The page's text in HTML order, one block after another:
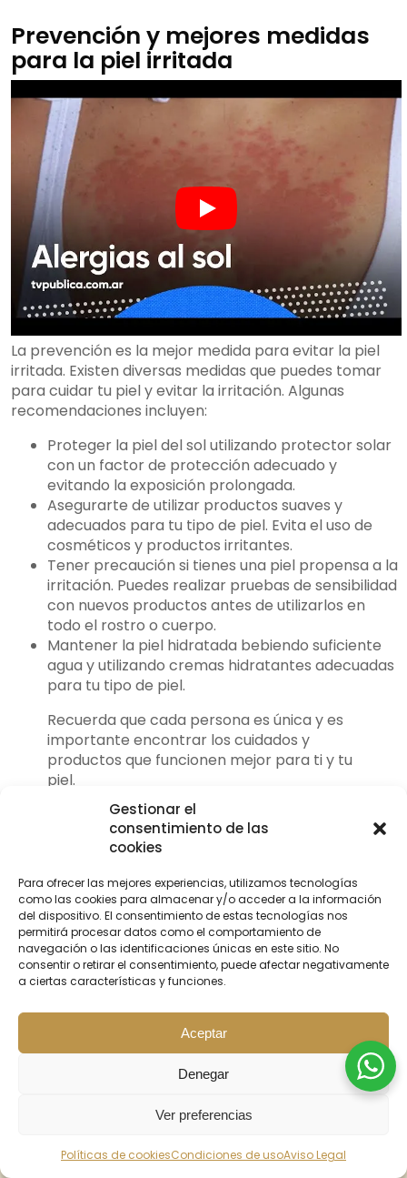
Gestionar el
consentimiento de las
cookies
Para ofrecer las mejores experiencias, utilizamos tecnologías
como las cookies para almacenar y/o acceder a la información
del dispositivo. El consentimiento de estas tecnologías nos
permitirá procesar datos como el comportamiento de
navegación o las identificaciones únicas en este sitio. No
consentir o retirar el consentimiento, puede afectar negativamente
a ciertas características y funciones.
Aceptar
Denegar
Ver preferencias
Políticas de cookiesCondiciones de usoAviso Legal
Prevención y mejores medidas
para la piel irritada
La prevención es la mejor medida para evitar la piel
irritada. Existen diversas medidas que puedes tomar
para cuidar tu piel y evitar la irritación. Algunas
recomendaciones incluyen:
Proteger la piel del sol utilizando protector solar
con un factor de protección adecuado y
evitando la exposición prolongada.
Asegurarte de utilizar productos suaves y
adecuados para tu tipo de piel. Evita el uso de
cosméticos y productos irritantes.
Tener precaución si tienes una piel propensa a la
irritación. Puedes realizar pruebas de sensibilidad
con nuevos productos antes de utilizarlos en
todo el rostro o cuerpo.
Mantener la piel hidratada bebiendo suficiente
agua y utilizando cremas hidratantes adecuadas
para tu tipo de piel.
Recuerda que cada persona es única y es
importante encontrar los cuidados y
productos que funcionen mejor para ti y tu
piel.
Si tienes alguna preocupación o necesitas ayuda para
el cuidado de tu piel, te recomendamos consultar con
un profesional. En Margot Medicina Estética,
ofrecemos citas previas gratuitas para brindarte
asesoramiento personalizado. Contáctanos al 📞+34
613 322 667 🚀
Mantener una rutina adecuada de cuidado de la piel y
seguir estas medidas de prevención te ayudará a
evitar la irritación y mantener una piel saludable y
Picadura de insectos y remedios
Las picaduras de insectos pueden causar inflamación,
enrojecimiento y picazón en la piel. Si has sufrido una
ayudarte a aliviar la picazón y calmar la piel irritada.